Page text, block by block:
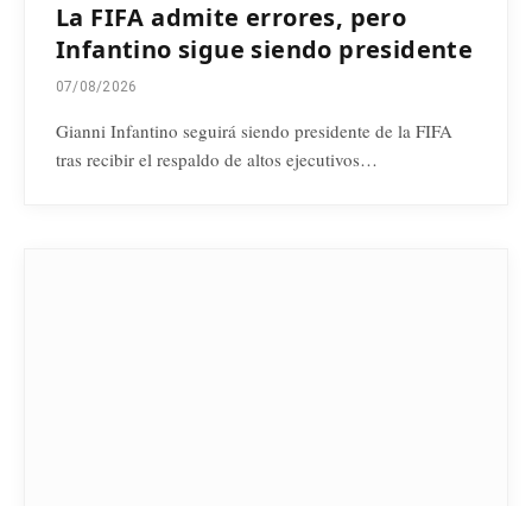
La FIFA admite errores, pero
Infantino sigue siendo presidente
07/08/2026
Gianni Infantino seguirá siendo presidente de la FIFA
tras recibir el respaldo de altos ejecutivos…